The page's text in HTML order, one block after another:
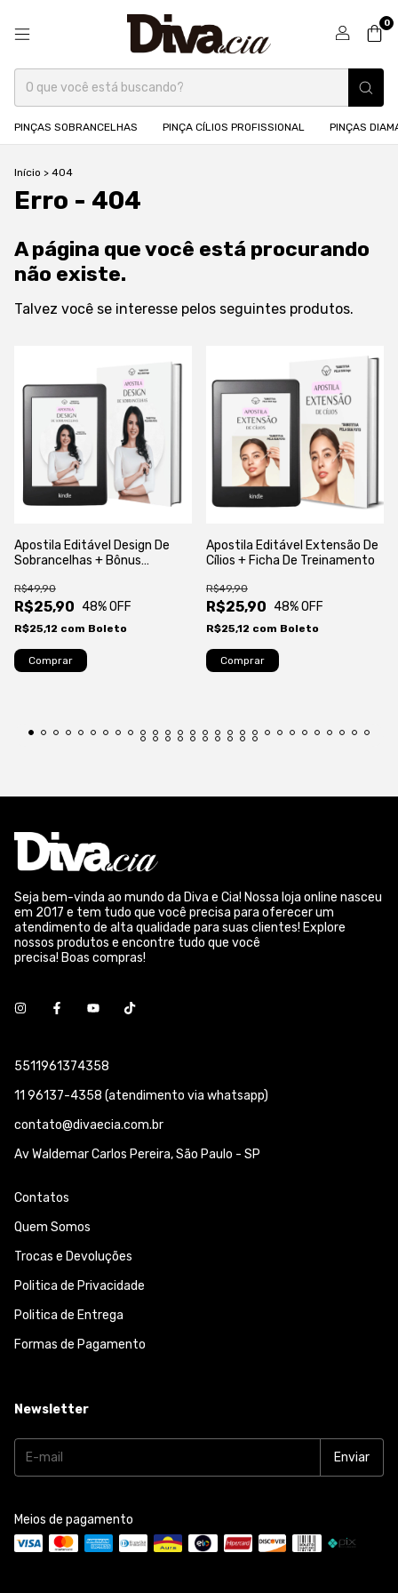
0
PINÇAS SOBRANCELHAS PINÇA CÍLIOS PROFISSIONAL PINÇAS
Início > 404
Erro - 404
A página que você está procurando
não existe.
Talvez você se interesse pelos seguintes produtos.
Apostila Editável Design De
Sobrancelhas + Bônus
R$25,90
R$49,90
48% OFF
R$25,12 com Boleto
Apostila Editável Extensão De
Cílios + Ficha De Treinamento
R$25,90
R$49,90
48% OFF
R$25,12 com Boleto
Seja bem-vinda ao mundo da Diva e Cia! Nossa loja online nasceu
em 2017 e tem tudo que você precisa para oferecer um
atendimento de alta qualidade para suas clientes! Explore
nossos produtos e encontre tudo que você
precisa! Boas compras!
5511961374358
11 96137-4358 (atendimento via whatsapp)
contato@divaecia.com.br
Av Waldemar Carlos Pereira, São Paulo - SP
Contatos
Quem Somos
Trocas e Devoluções
Politica de Privacidade
Politica de Entrega
Formas de Pagamento
Newsletter
Meios de pagamento